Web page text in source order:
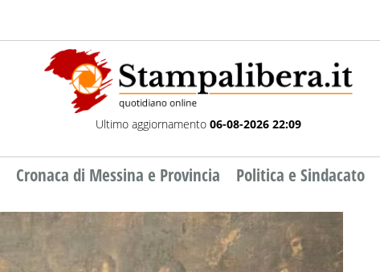
Ultimo aggiornamento 06-08-2026 22:09
Cronaca di Messina e Provincia Politica e Sindacato